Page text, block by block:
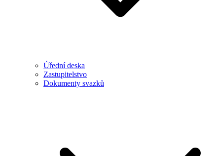
Úřední deska
Zastupitelstvo
Dokumenty svazků